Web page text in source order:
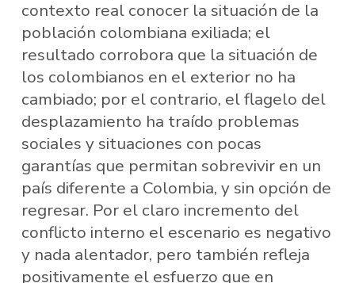
contexto real conocer la situación de la
población colombiana exiliada; el
resultado corrobora que la situación de
los colombianos en el exterior no ha
cambiado; por el contrario, el flagelo del
desplazamiento ha traído problemas
sociales y situaciones con pocas
garantías que permitan sobrevivir en un
país diferente a Colombia, y sin opción de
regresar. Por el claro incremento del
conflicto interno el escenario es negativo
y nada alentador, pero también refleja
positivamente el esfuerzo que en